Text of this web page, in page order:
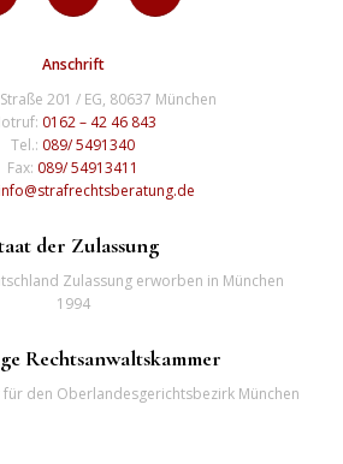
Anschrift
201 / EG, 80637 München
0162 – 42 46 843
Tel.: 089/ 5491340
Fax: 089/ 54913411
der Zulassung
Zulassung erworben in München
1994
Rechtsanwaltskammer
den Oberlandesgerichtsbezirk München